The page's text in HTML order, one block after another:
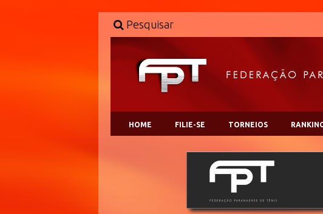
Pesquisar
HOME FILIE-SE TORNEIOS